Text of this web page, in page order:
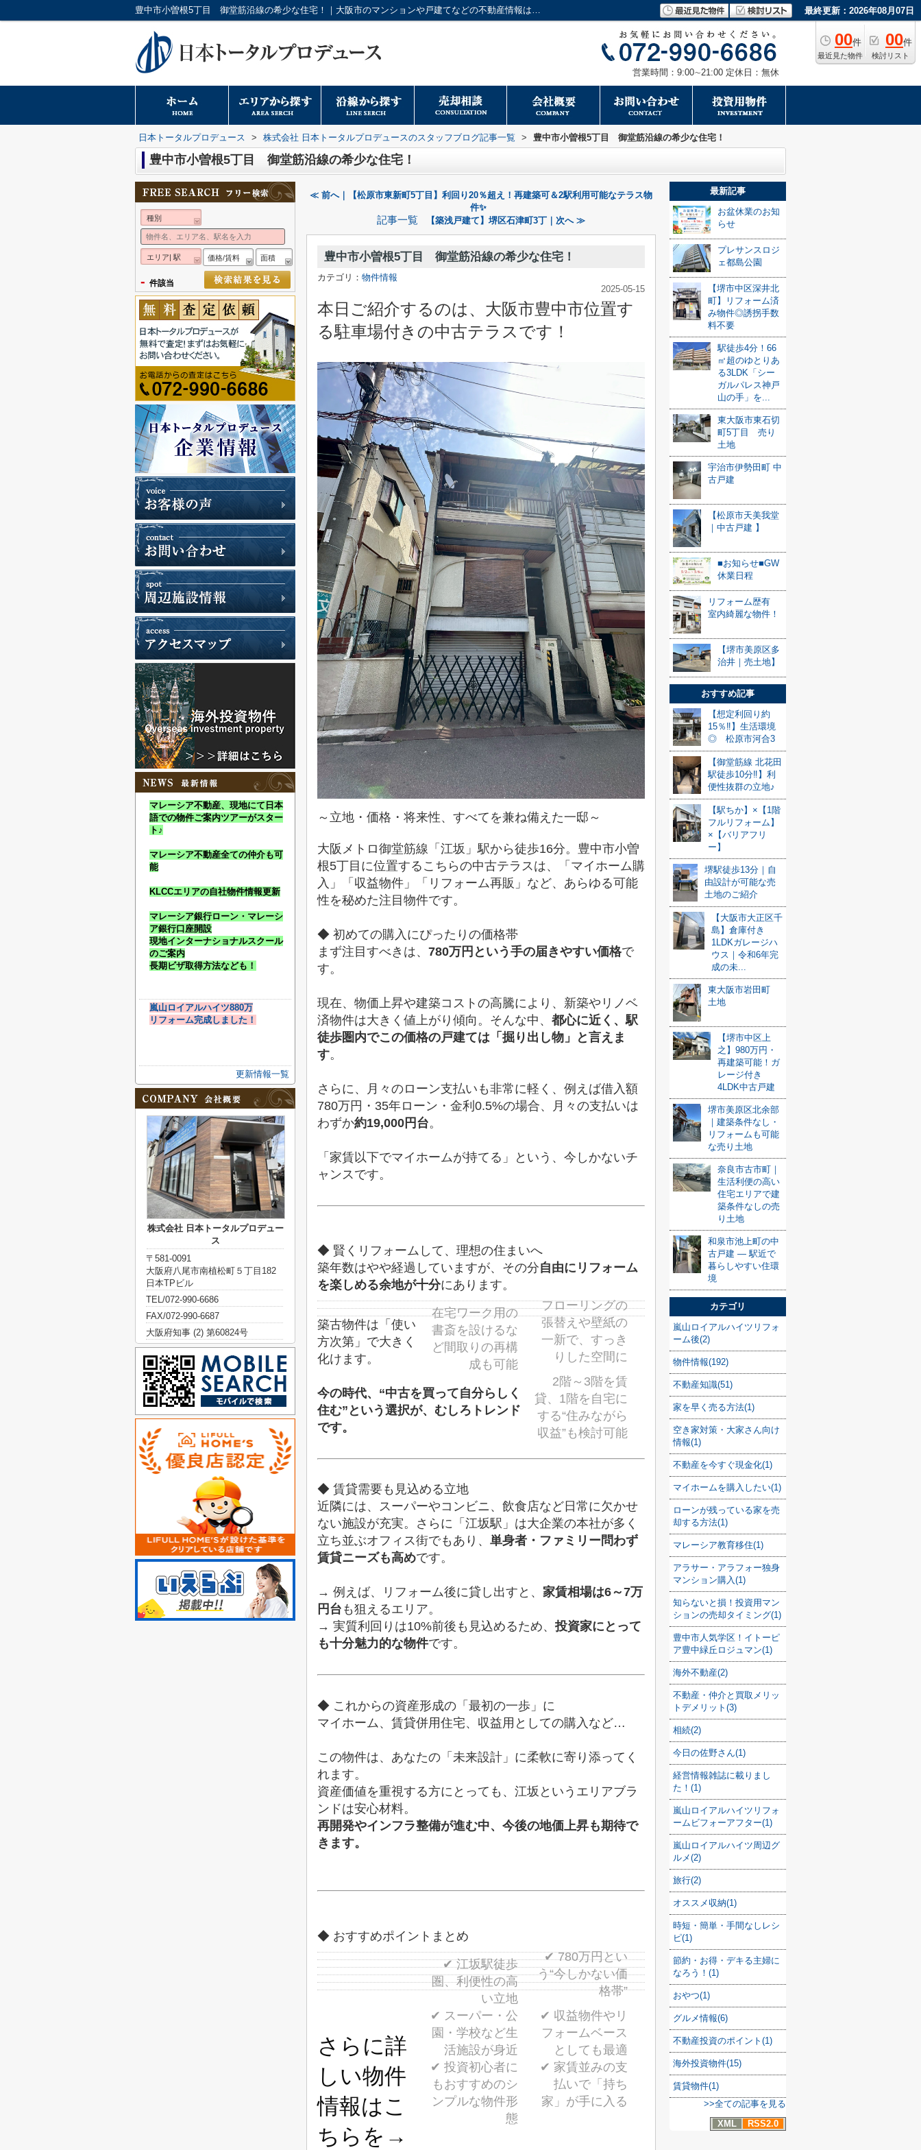
豊中市小曽根5丁目 御堂筋沿線の希少な住宅！｜大阪市のマンションや戸建てなどの不動産情報は日本トータルプロデュースへ 最終更新：2026年08月07日
00件
最近見た物件
00件
検討リスト
営業時間：9:00∼21:00 定休日：無休
日本トータルプロデュース > 株式会社 日本トータルプロデュースのスタッフブログ記事一覧 > 豊中市小曽根5丁目 御堂筋沿線の希少な住宅！
豊中市小曽根5丁目 御堂筋沿線の希少な住宅！
≪ 前へ｜【松原市東新町5丁目】利回り20％超え！再建築可＆2駅利用可能なテラス物
件✨
記事一覧 【築浅戸建て】堺区石津町3丁｜次へ ≫
豊中市小曽根5丁目 御堂筋沿線の希少な住宅！
カテゴリ： 物件情報
2025-05-15
本日ご紹介するのは、大阪市豊中市位置す
る駐車場付きの中古テラスです！
～立地・価格・将来性、すべてを兼ね備えた一邸～
大阪メトロ御堂筋線「江坂」駅から徒歩16分。豊中市小曽
根5丁目に位置するこちらの中古テラスは、「マイホーム購
入」「収益物件」「リフォーム再販」など、あらゆる可能
性を秘めた注目物件です。
◆ 初めての購入にぴったりの価格帯
まず注目すべきは、 780万円という手の届きやすい価格で
す。
現在、物価上昇や建築コストの高騰により、新築やリノベ
済物件は大きく値上がり傾向。そんな中、 都心に近く、駅
徒歩圏内でこの価格の戸建ては「掘り出し物」と言えま
す。
さらに、月々のローン支払いも非常に軽く、例えば借入額
780万円・35年ローン・金利0.5%の場合、月々の支払いは
わずか約19,000円台。
「家賃以下でマイホームが持てる」という、今しかないチ
ャンスです。
◆ 賢くリフォームして、理想の住まいへ
築年数はやや経過していますが、その分自由にリフォーム
を楽しめる余地が十分にあります。
フローリングの
張替えや壁紙の
一新で、すっき
りした空間に
在宅ワーク用の
書斎を設けるな
ど間取りの再構
成も可能
2階～3階を賃
貸、1階を自宅に
する“住みながら
収益”も検討可能
築古物件は「使い
方次第」で大きく
化けます。
今の時代、“中古を買って自分らしく
住む”という選択が、むしろトレンド
です。
◆ 賃貸需要も見込める立地
近隣には、スーパーやコンビニ、飲食店など日常に欠かせ
ない施設が充実。さらに「江坂駅」は大企業の本社が多く
立ち並ぶオフィス街でもあり、 単身者・ファミリー問わず
賃貸ニーズも高めです。
→ 例えば、リフォーム後に貸し出すと、 家賃相場は6～7万
円台 も狙えるエリア。
→ 実質利回りは10%前後も見込めるため、投資家にとって
も十分魅力的な物件です。
◆ これからの資産形成の「最初の一歩」に
マイホーム、賃貸併用住宅、収益用としての購入など…
この物件は、あなたの「未来設計」に柔軟に寄り添ってく
れます。
資産価値を重視する方にとっても、江坂というエリアブラ
ンドは安心材料。
再開発やインフラ整備が進む中、今後の地価上昇も期待で
きます。
◆ おすすめポイントまとめ
✔ 780万円とい
う“今しかない価
格帯”
✔ 江坂駅徒歩
圏、利便性の高
い立地
✔ 収益物件やリ
フォームベース
としても最適
✔ スーパー・公
園・学校など生
活施設が身近
✔ 家賃並みの支
払いで「持ち
家」が手に入る
✔ 投資初心者に
もおすすめのシ
ンプルな物件形
態
さらに詳
しい物件
情報はこ
ちらを→
最新記事
お盆休業のお知
らせ
プレサンスロジ
ェ都島公園
【堺市中区深井北
町】リフォーム済
み物件◎誘拐手数
料不要
駅徒歩4分！66
㎡超のゆとりあ
る3LDK「シー
ガルパレス神戸
山の手」を...
東大阪市東石切
町5丁目 売り
土地
宇治市伊勢田町 中
古戸建
【松原市天美我堂
｜中古戸建 】
■お知らせ■GW
休業日程
リフォーム歴有
室内綺麗な物件！
【堺市美原区多
治井｜売土地】
おすすめ記事
【想定利回り約
15％‼】生活環境
◎ 松原市河合3
【御堂筋線 北花田
駅徒歩10分‼】利
便性抜群の立地♪
【駅ちか】×【1階
フルリフォーム】
×【バリアフリ
ー】
堺駅徒歩13分｜自
由設計が可能な売
土地のご紹介
【大阪市大正区千
島】倉庫付き
1LDKガレージハ
ウス｜令和6年完
成の未...
東大阪市岩田町
土地
【堺市中区上
之】980万円・
再建築可能！ガ
レージ付き
4LDK中古戸建
堺市美原区北余部
｜建築条件なし・
リフォームも可能
な売り土地
奈良市古市町｜
生活利便の高い
住宅エリアで建
築条件なしの売
り土地
和泉市池上町の中
古戸建 — 駅近で
暮らしやすい住環
境
カテゴリ
嵐山ロイアルハイツリフォ
ーム後(2)
物件情報(192)
不動産知識(51)
家を早く売る方法(1)
空き家対策・大家さん向け
情報(1)
不動産を今すぐ現金化(1)
マイホームを購入したい(1)
ローンが残っている家を売
却する方法(1)
マレーシア教育移住(1)
アラサー・アラフォー独身
マンション購入(1)
知らないと損！投資用マン
ションの売却タイミング(1)
豊中市人気学区！イトーピ
ア豊中緑丘ロジュマン(1)
海外不動産(2)
不動産・仲介と買取メリッ
トデメリット(3)
相続(2)
今日の佐野さん(1)
経営情報雑誌に載りまし
た！(1)
嵐山ロイアルハイツリフォ
ームビフォーアフター(1)
嵐山ロイアルハイツ周辺グ
ルメ(2)
旅行(2)
オススメ収納(1)
時短・簡単・手間なしレシ
ピ(1)
節約・お得・デキる主婦に
なろう！(1)
おやつ(1)
グルメ情報(6)
不動産投資のポイント(1)
海外投資物件(15)
賃貸物件(1)
>>全ての記事を見る
XML
RSS2.0
種別
エリア| 駅 価格/賃料 面積
- 件該当
マレーシア不動産、現地にて日本
語での物件ご案内ツアーがスター
ト♪
マレーシア不動産全ての仲介も可
能
KLCCエリアの自社物件情報更新
マレーシア銀行ローン・マレーシ
ア銀行口座開設
現地インターナショナルスクール
のご案内
長期ビザ取得方法なども！
嵐山ロイアルハイツ880万
リフォーム完成しました！
更新情報一覧
株式会社 日本トータルプロデュー
ス
〒581-0091
大阪府八尾市南植松町５丁目182
日本TPビル
TEL/072-990-6686
FAX/072-990-6687
大阪府知事 (2) 第60824号